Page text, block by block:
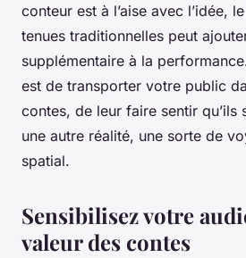
conteur est à l’aise avec l’idée,
tenues traditionnelles peut
supplémentaire à la
est de transporter votre public
contes, de leur faire sentir qu’ils
une autre réalité, une sorte de
spatial.
Sensibilisez votre
valeur des contes